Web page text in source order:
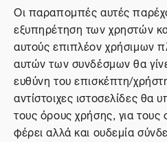
Οι παραπομπές αυτές
εξυπηρέτηση των χρηστών
αυτούς επιπλέον χρήσιμων
αυτών των συνδέσμων θα
ευθύνη του επισκέπτη/
αντίστοιχες ιστοσελίδες θα
τους όρους χρήσης, για
φέρει αλλά και ουδεμία